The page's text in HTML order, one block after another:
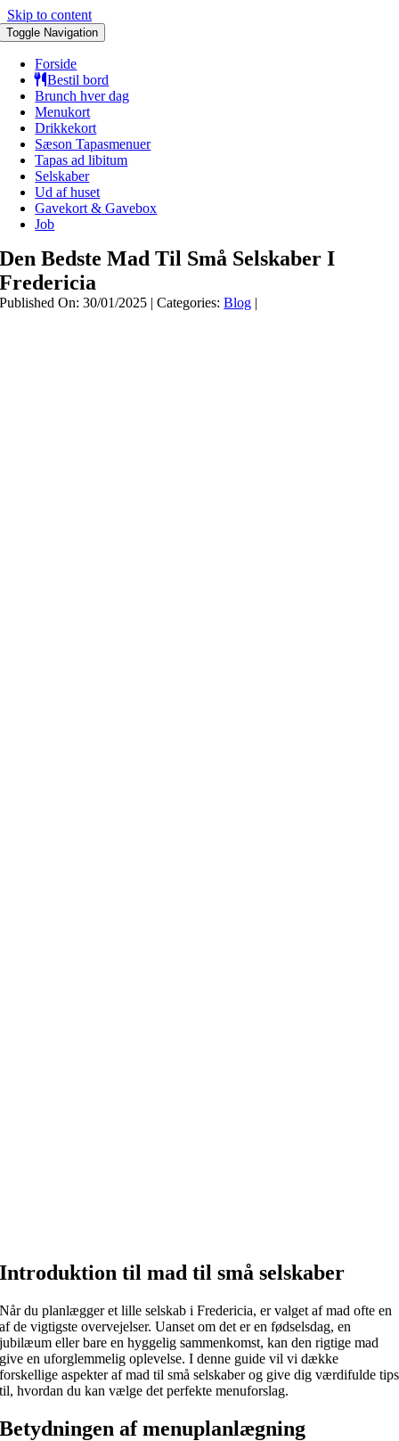
Skip to content
Toggle Navigation
Forside
Bestil bord
Brunch hver dag
Menukort
Drikkekort
Sæson Tapasmenuer
Tapas ad libitum
Selskaber
Ud af huset
Gavekort & Gavebox
Job
Den Bedste Mad Til Små Selskaber I
Fredericia
Published On: 30/01/2025 |Categories:Blog |
Introduktion til mad til små selskaber
Når du planlægger et lille selskab i Fredericia, er valget af mad ofte en
af de vigtigste overvejelser. Uanset om det er en fødselsdag, en
jubilæum eller bare en hyggelig sammenkomst, kan den rigtige mad
give en uforglemmelig oplevelse. I denne guide vil vi dække
forskellige aspekter af mad til små selskaber og give dig værdifulde tips
til, hvordan du kan vælge det perfekte menuforslag.
Betydningen af menuplanlægning